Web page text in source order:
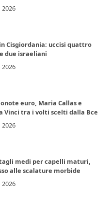
Cisgiordania: uccisi quattro
due israeliani
euro, Maria Callas e
Vinci tra i volti scelti dalla Bce
medi per capelli maturi,
alle scalature morbide